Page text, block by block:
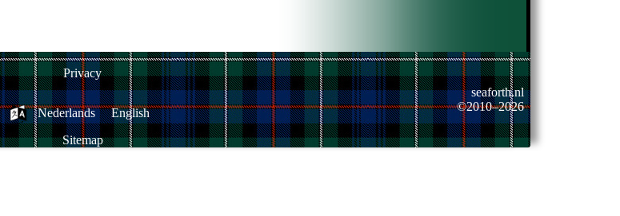
Privacy
Nederlands
English
Sitemap
seaforth.nl
©2010–2026